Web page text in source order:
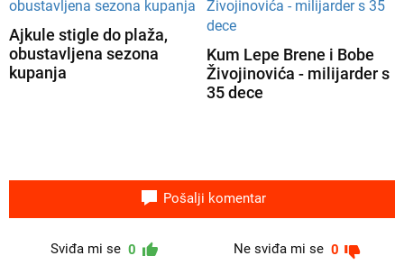
Ajkule stigle do plaža,
obustavljena sezona
kupanja
Kum Lepe Brene i Bobe
Živojinovića - milijarder s
35 dece
Pošalji komentar
Sviđa mi se 0 Ne sviđa mi se 0